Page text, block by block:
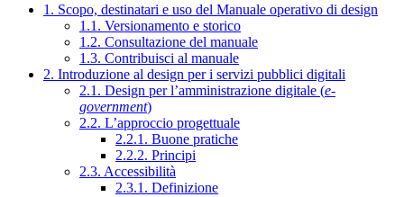
1. Scopo, destinatari e uso del Manuale operativo di design
1.1. Versionamento e storico
1.2. Consultazione del manuale
1.3. Contribuisci al manuale
2. Introduzione al design per i servizi pubblici digitali
2.1. Design per l’amministrazione digitale (e-
government)
2.2. L’approccio progettuale
2.2.1. Buone pratiche
2.2.2. Principi
2.3. Accessibilità
2.3.1. Definizione